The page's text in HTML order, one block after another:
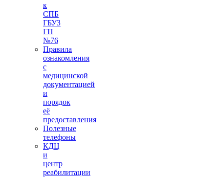
к
СПБ
ГБУЗ
ГП
№76
Правила
ознакомления
с
медицинской
документацией
и
порядок
её
предоставления
Полезные
телефоны
КДЦ
и
центр
реабилитации